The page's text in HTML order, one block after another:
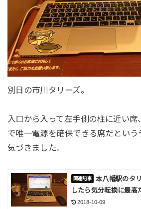
別日の市川タリーズ。
入口から入って左手側の柱に近い
で唯一電源を確保できる席だとい
気づきました。
本八幡駅のタ
したら気分転換に最高
2018-10-09